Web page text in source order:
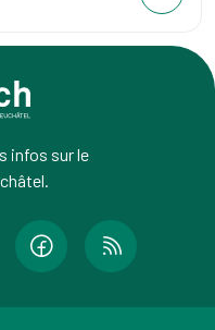
infos sur le